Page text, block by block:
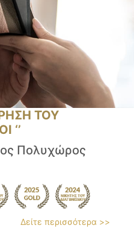
ΤΟΥ
‘’
Πολυχώρος
Δείτε περισσότερα >>